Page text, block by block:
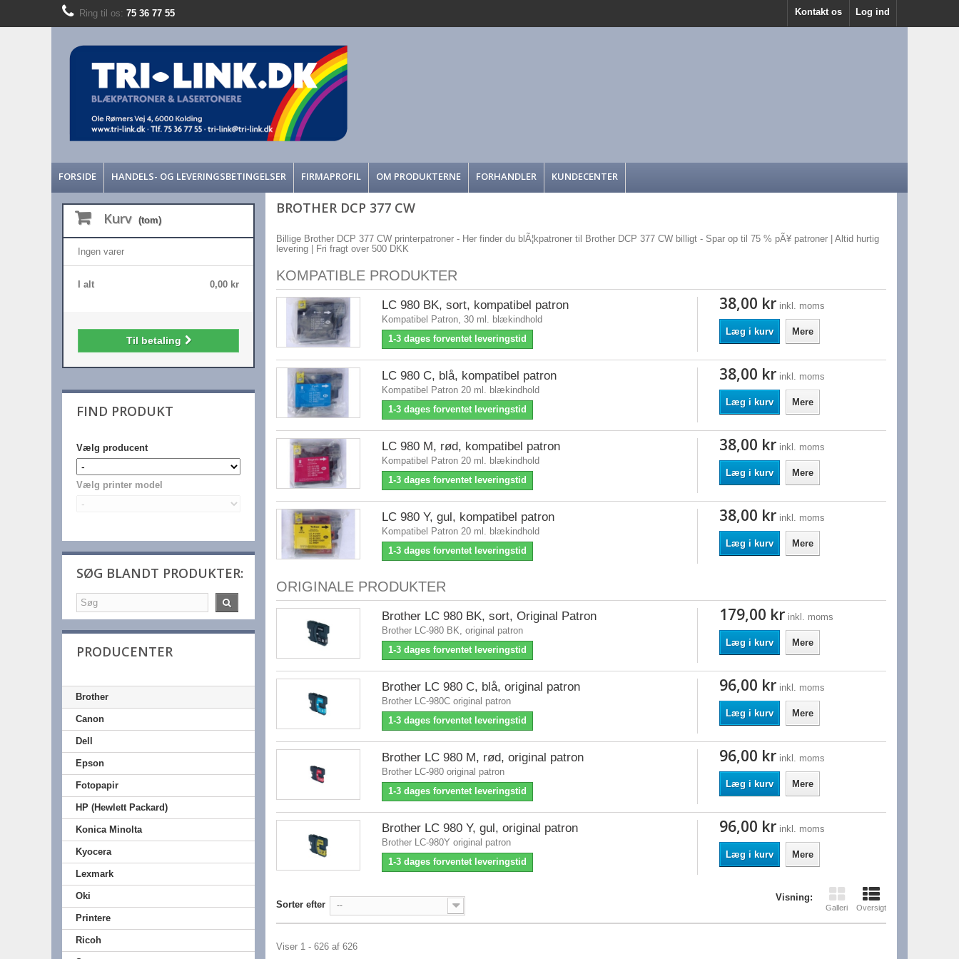
Log ind
Kontakt os
Ring til os: 75 36 77 55
FORSIDE HANDELS- OG LEVERINGSBETINGELSER FIRMAPROFIL OM PRODUKTERNE FORHANDLER KUNDECENTER
Kurv (tom)
Ingen varer
0,00 kr
I alt
Til betaling
FIND PRODUKT
Vælg producent
Vælg printer model
SØG BLANDT PRODUKTER:
PRODUCENTER
Brother
Canon
Dell
Epson
Fotopapir
HP (Hewlett Packard)
Konica Minolta
Kyocera
Lexmark
Oki
Printere
Ricoh
BROTHER DCP 377 CW
Billige Brother DCP 377 CW printerpatroner - Her finder du blÃ¦kpatroner til Brother DCP 377 CW billigt - Spar op til 75 % pÃ¥ patroner | Altid hurtig
levering | Fri fragt over 500 DKK
KOMPATIBLE PRODUKTER
LC 980 BK, sort, kompatibel patron
Kompatibel Patron, 30 ml. blækindhold
1-3 dages forventet leveringstid
38,00 kr inkl. moms
Læg i kurv Mere
LC 980 C, blå, kompatibel patron
Kompatibel Patron 20 ml. blækindhold
1-3 dages forventet leveringstid
38,00 kr inkl. moms
Læg i kurv Mere
LC 980 M, rød, kompatibel patron
Kompatibel Patron 20 ml. blækindhold
1-3 dages forventet leveringstid
38,00 kr inkl. moms
Læg i kurv Mere
LC 980 Y, gul, kompatibel patron
Kompatibel Patron 20 ml. blækindhold
1-3 dages forventet leveringstid
38,00 kr inkl. moms
Læg i kurv Mere
ORIGINALE PRODUKTER
Brother LC 980 BK, sort, Original Patron
Brother LC-980 BK, original patron
1-3 dages forventet leveringstid
179,00 kr inkl. moms
Læg i kurv Mere
Brother LC 980 C, blå, original patron
Brother LC-980C original patron
1-3 dages forventet leveringstid
96,00 kr inkl. moms
Læg i kurv Mere
Brother LC 980 M, rød, original patron
Brother LC-980 original patron
1-3 dages forventet leveringstid
96,00 kr inkl. moms
Læg i kurv Mere
Brother LC 980 Y, gul, original patron
Brother LC-980Y original patron
1-3 dages forventet leveringstid
96,00 kr inkl. moms
Læg i kurv Mere
Visning:
Galleri Oversigt
Sorter efter --
Viser 1 - 626 af 626